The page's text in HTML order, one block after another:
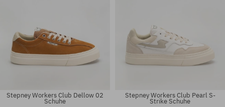
Stepney Workers Club Dellow 02
Schuhe
Stepney Workers Club Pearl S-
Strike Schuhe